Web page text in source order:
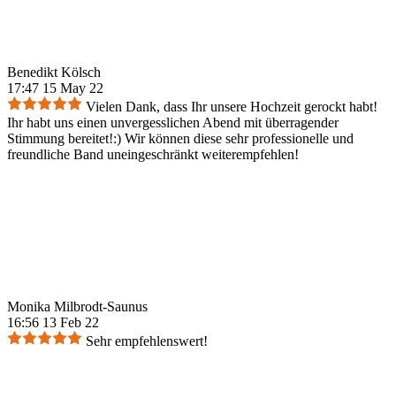
Benedikt Kölsch
17:47 15 May 22
Vielen Dank, dass Ihr unsere Hochzeit gerockt habt!
Ihr habt uns einen unvergesslichen Abend mit überragender
Stimmung bereitet!:) Wir können diese sehr professionelle und
freundliche Band uneingeschränkt weiterempfehlen!
Monika Milbrodt-Saunus
16:56 13 Feb 22
Sehr empfehlenswert!